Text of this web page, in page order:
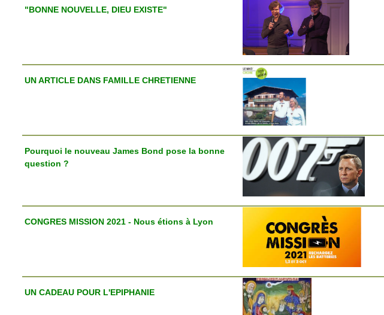
"BONNE NOUVELLE, DIEU EXISTE"
UN ARTICLE DANS FAMILLE CHRETIENNE
Pourquoi le nouveau James Bond pose la bonne
question ?
CONGRES MISSION 2021 - Nous étions à Lyon
UN CADEAU POUR L'EPIPHANIE